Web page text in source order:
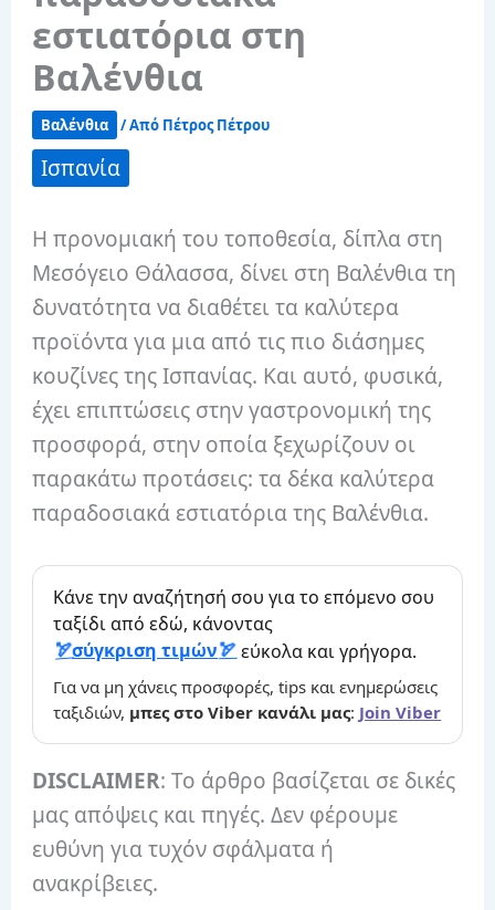
εστιατόρια στη
Βαλένθια
Βαλένθια / Από Πέτρος Πέτρου
Ισπανία
Η προνομιακή του τοποθεσία, δίπλα στη
Μεσόγειο Θάλασσα, δίνει στη Βαλένθια τη
δυνατότητα να διαθέτει τα καλύτερα
προϊόντα για μια από τις πιο διάσημες
κουζίνες της Ισπανίας. Και αυτό, φυσικά,
έχει επιπτώσεις στην γαστρονομική της
προσφορά, στην οποία ξεχωρίζουν οι
παρακάτω προτάσεις: τα δέκα καλύτερα
παραδοσιακά εστιατόρια της Βαλένθια.
Κάνε την αναζήτησή σου για το επόμενο σου
ταξίδι από εδώ, κάνοντας
σύγκριση τιμών
εύκολα και γρήγορα.
Για να μη χάνεις προσφορές, tips και ενημερώσεις
ταξιδιών, μπες στο Viber κανάλι μας: Join Viber
DISCLAIMER: Το άρθρο βασίζεται σε δικές
μας απόψεις και πηγές. Δεν φέρουμε
ευθύνη για τυχόν σφάλματα ή
ανακρίβειες.